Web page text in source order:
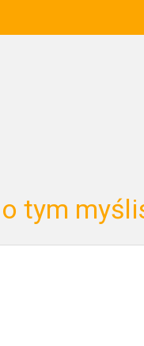
tym